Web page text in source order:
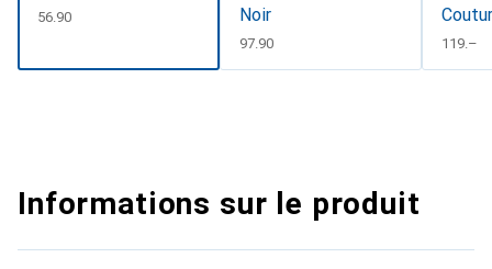
CHF
56.90
Noir
CHF
97.90 CHF
119.–
Informations sur le produit